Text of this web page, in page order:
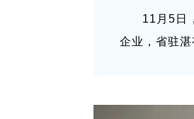
11月5日
企业，省驻